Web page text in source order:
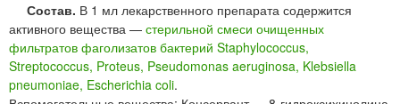
Состав. В 1 мл лекарственного препарата содержится
активного вещества — стерильной смеси очищенных
фильтратов фаголизатов бактерий Staphylococcus,
Streptococcus, Proteus, Pseudomonas aeruginosa, Klebsiella
pneumoniae, Escherichia coli.